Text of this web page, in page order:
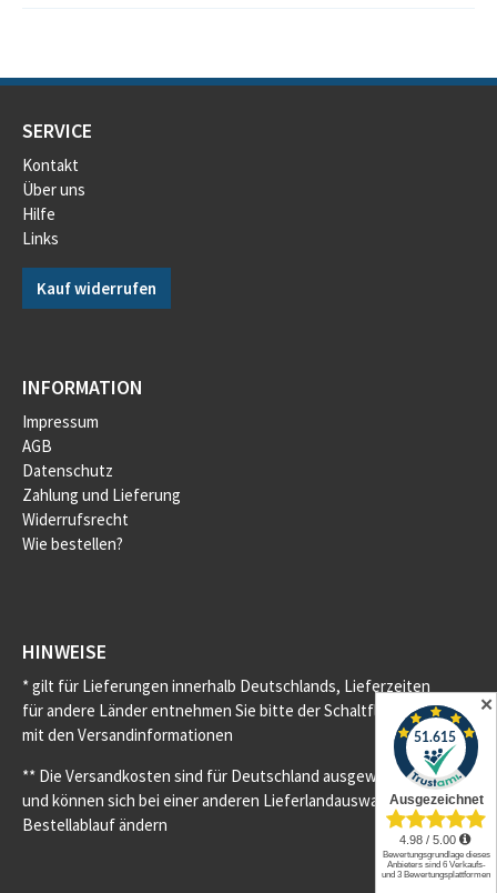
SERVICE
Kontakt
Über uns
Hilfe
Links
Kauf widerrufen
INFORMATION
Impressum
AGB
Datenschutz
Zahlung und Lieferung
Widerrufsrecht
Wie bestellen?
HINWEISE
* gilt für Lieferungen innerhalb Deutschlands, Lieferzeiten
für andere Länder entnehmen Sie bitte der Schaltfläche
mit den Versandinformationen
** Die Versandkosten sind für Deutschland ausgewiesen
und können sich bei einer anderen Lieferlandauswahl im
Bestellablauf ändern
✕